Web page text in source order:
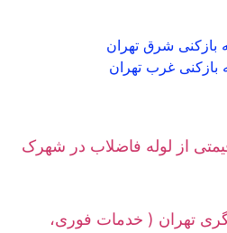
بازکنی شرق تهران
بازکنی غرب تهران
از لوله فاضلاب در شهرک
تهران ( خدمات فوری،